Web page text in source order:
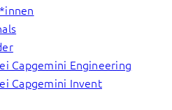
Capgemini Engineering
Capgemini Invent